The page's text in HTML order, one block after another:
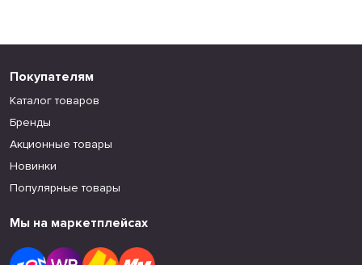
Покупателям
Каталог товаров
Бренды
Акционные товары
Новинки
Популярные товары
Мы на маркетплейсах